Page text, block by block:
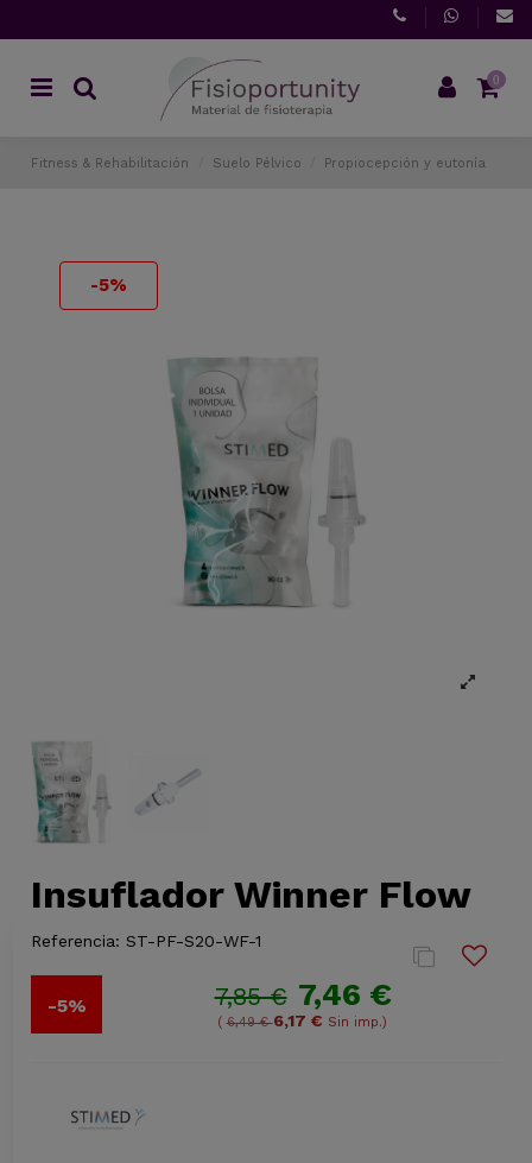
0
Fitness & Rehabilitación Suelo Pélvico Propiocepción y eutonía
-5%
Insuflador Winner Flow
Referencia: ST-PF-S20-WF-1
-5% 7,85 € 7,46 €
(6,49 €6,17 € Sin imp.)